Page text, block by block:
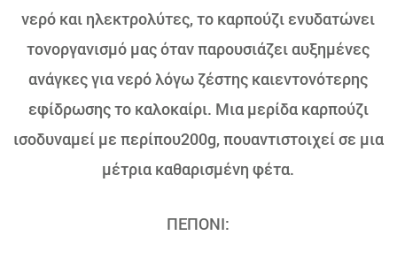
νερό και ηλεκτρολύτες, το καρπούζι ενυδατώνει
τονοργανισμό μας όταν παρουσιάζει αυξημένες
ανάγκες για νερό λόγω ζέστης καιεντονότερης
εφίδρωσης το καλοκαίρι. Μια μερίδα καρπούζι
ισοδυναμεί με περίπου200g, πουαντιστοιχεί σε μια
μέτρια καθαρισμένη φέτα.
ΠΕΠΟΝΙ: